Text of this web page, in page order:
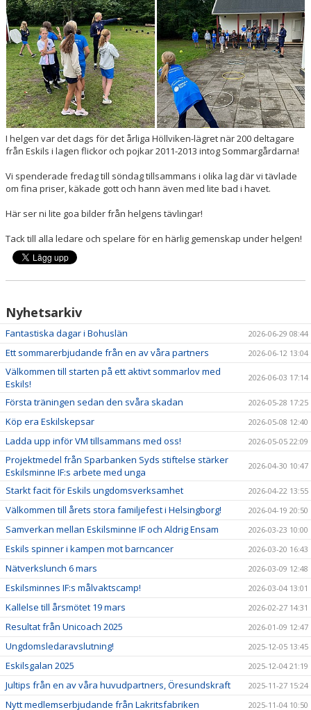
I helgen var det dags för det årliga Höllviken-lägret när 200 deltagare
från Eskils i lagen flickor och pojkar 2011-2013 intog Sommargårdarna!
Vi spenderade fredag till söndag tillsammans i olika lag där vi tävlade
om fina priser, käkade gott och hann även med lite bad i havet.
Här ser ni lite goa bilder från helgens tävlingar!
Tack till alla ledare och spelare för en härlig gemenskap under helgen!
Nyhetsarkiv
Fantastiska dagar i Bohuslän 2026-06-29 08:44
Ett sommarerbjudande från en av våra partners 2026-06-12 13:04
Välkommen till starten på ett aktivt sommarlov med
Eskils!
2026-06-03 17:14
Första träningen sedan den svåra skadan 2026-05-28 17:25
Köp era Eskilskepsar 2026-05-08 12:40
Ladda upp inför VM tillsammans med oss! 2026-05-05 22:09
Projektmedel från Sparbanken Syds stiftelse stärker
Eskilsminne IF:s arbete med unga
2026-04-30 10:47
Starkt facit för Eskils ungdomsverksamhet 2026-04-22 13:55
Välkommen till årets stora familjefest i Helsingborg! 2026-04-19 20:50
Samverkan mellan Eskilsminne IF och Aldrig Ensam 2026-03-23 10:00
Eskils spinner i kampen mot barncancer 2026-03-20 16:43
Nätverkslunch 6 mars 2026-03-09 12:48
Eskilsminnes IF:s målvaktscamp! 2026-03-04 13:01
Kallelse till årsmötet 19 mars 2026-02-27 14:31
Resultat från Unicoach 2025 2026-01-09 12:47
Ungdomsledaravslutning! 2025-12-05 13:45
Eskilsgalan 2025 2025-12-04 21:19
Jultips från en av våra huvudpartners, Öresundskraft 2025-11-27 15:24
Nytt medlemserbjudande från Lakritsfabriken 2025-11-04 10:50